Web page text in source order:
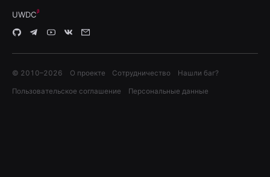
UWDC
© 2010–2026 О проекте Сотрудничество Нашли баг?
Пользовательское соглашение Персональные данные